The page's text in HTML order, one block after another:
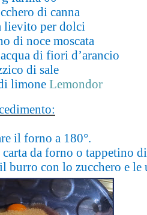
di canna
lievito per dolci
di noce moscata
di fiori d’arancio
di sale
limone Lemondor
il forno a 180°.
da forno o tappetino
burro con lo zucchero e le